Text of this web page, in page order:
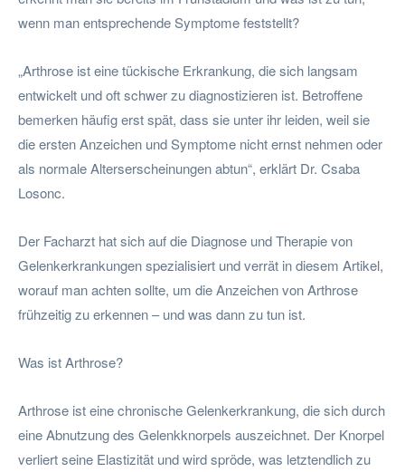
wenn man entsprechende Symptome feststellt?
„Arthrose ist eine tückische Erkrankung, die sich langsam
entwickelt und oft schwer zu diagnostizieren ist. Betroffene
bemerken häufig erst spät, dass sie unter ihr leiden, weil sie
die ersten Anzeichen und Symptome nicht ernst nehmen oder
als normale Alterserscheinungen abtun“, erklärt Dr. Csaba
Losonc.
Der Facharzt hat sich auf die Diagnose und Therapie von
Gelenkerkrankungen spezialisiert und verrät in diesem Artikel,
worauf man achten sollte, um die Anzeichen von Arthrose
frühzeitig zu erkennen – und was dann zu tun ist.
Was ist Arthrose?
Arthrose ist eine chronische Gelenkerkrankung, die sich durch
eine Abnutzung des Gelenkknorpels auszeichnet. Der Knorpel
verliert seine Elastizität und wird spröde, was letztendlich zu